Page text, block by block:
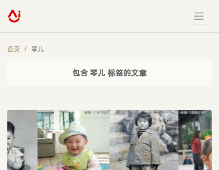
首页 琴儿
包含 琴儿 标签的文章